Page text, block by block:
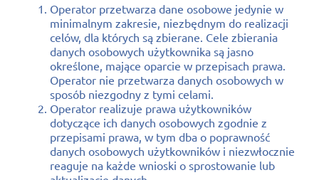
Operator przetwarza dane osobowe jedynie w
minimalnym zakresie, niezbędnym do realizacji
celów, dla których są zbierane. Cele zbierania
danych osobowych użytkownika są jasno
określone, mające oparcie w przepisach prawa.
Operator nie przetwarza danych osobowych w
sposób niezgodny z tymi celami.
Operator realizuje prawa użytkowników
dotyczące ich danych osobowych zgodnie z
przepisami prawa, w tym dba o poprawność
danych osobowych użytkowników i niezwłocznie
reaguje na każde wnioski o sprostowanie lub